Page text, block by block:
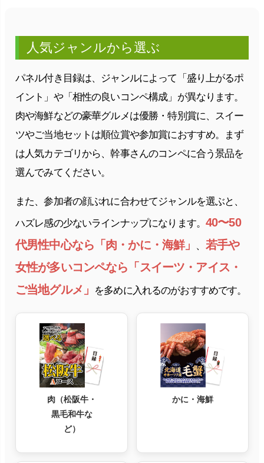
人気ジャンルから選ぶ
パネル付き目録は、ジャンルによって「盛り上がるポ
イント」や「相性の良いコンペ構成」が異なります。
肉や海鮮などの豪華グルメは優勝・特別賞に、スイー
ツやご当地セットは順位賞や参加賞におすすめ。まず
は人気カテゴリから、幹事さんのコンペに合う景品を
選んでみてください。
また、参加者の顔ぶれに合わせてジャンルを選ぶと、
ハズレ感の少ないラインナップになります。 40〜50
代男性中心なら「肉・かに・海鮮」
、 若手や
女性が多いコンペなら「スイーツ・アイス・
ご当地グルメ」
を多めに入れるのがおすすめです。
肉（松阪牛・
黒毛和牛な
ど）
かに・海鮮